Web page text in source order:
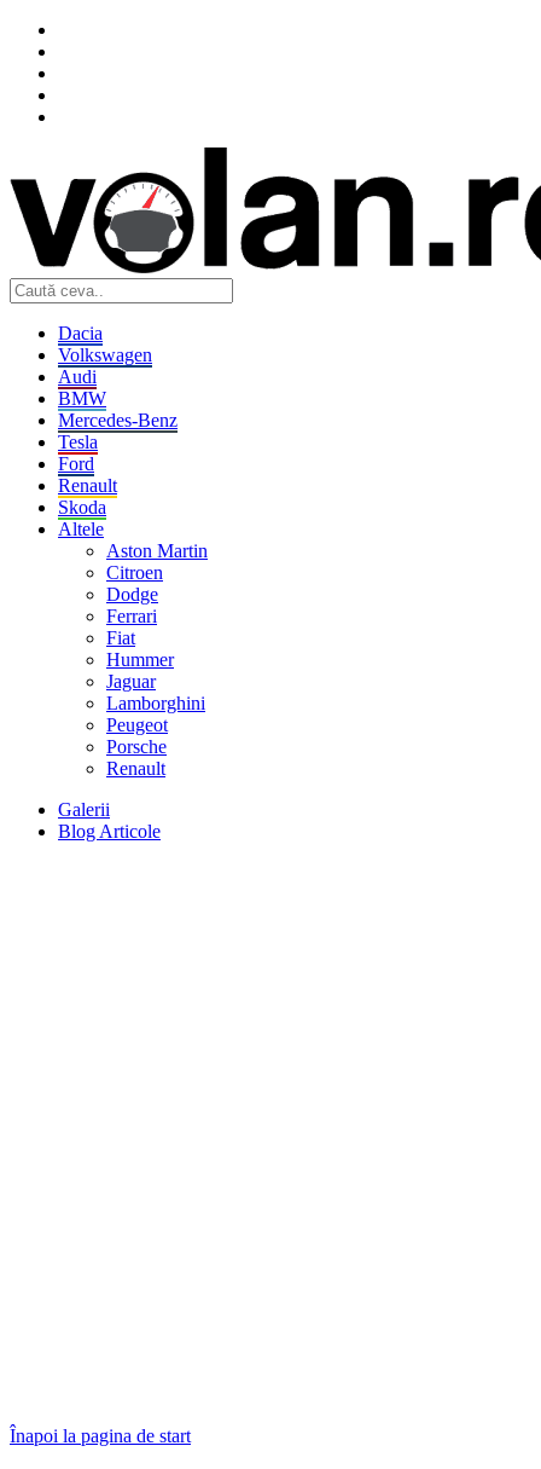
Dacia
Volkswagen
Audi
BMW
Mercedes-Benz
Tesla
Ford
Renault
Skoda
Altele
Aston Martin
Citroen
Dodge
Ferrari
Fiat
Hummer
Jaguar
Lamborghini
Peugeot
Porsche
Renault
Galerii
Blog Articole
Înapoi la pagina de start